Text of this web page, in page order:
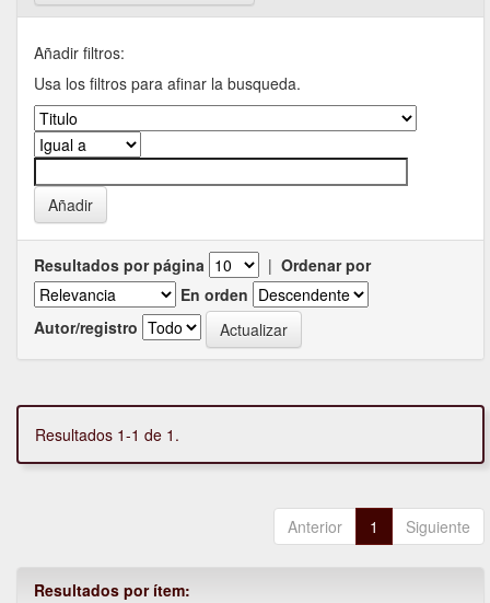
Añadir filtros:
Usa los filtros para afinar la busqueda.
Resultados por página | Ordenar por
En orden
Autor/registro
Resultados 1-1 de 1.
Anterior 1 Siguiente
Resultados por ítem: